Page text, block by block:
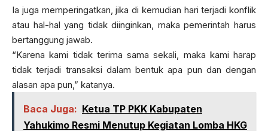
Ia juga memperingatkan, jika di kemudian hari terjadi konflik
atau hal-hal yang tidak diinginkan, maka pemerintah harus
bertanggung jawab.
“Karena kami tidak terima sama sekali, maka kami harap
tidak terjadi transaksi dalam bentuk apa pun dan dengan
alasan apa pun,” katanya.
Baca Juga: Ketua TP PKK Kabupaten
Yahukimo Resmi Menutup Kegiatan Lomba HKG